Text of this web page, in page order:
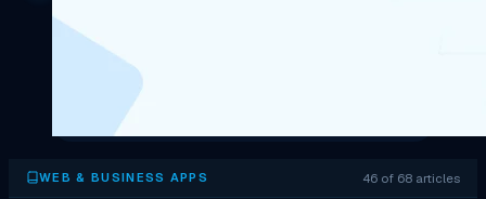
WEB & BUSINESS APPS 46 of 68 articles